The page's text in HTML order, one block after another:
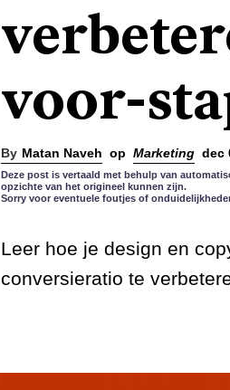
voor-
Matan Naveh op Marketing dec
Deze post is vertaald met behulp van
opzichte van het origineel kunnen zijn.
Sorry voor eventuele foutjes of
Leer hoe je design en
conversieratio te